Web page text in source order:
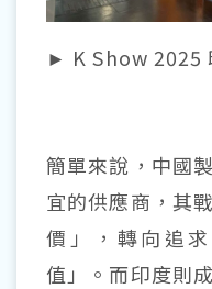
► K Show 2025
簡單來說，中國
宜的供應商，其
價」，轉向追
值」。而印度則